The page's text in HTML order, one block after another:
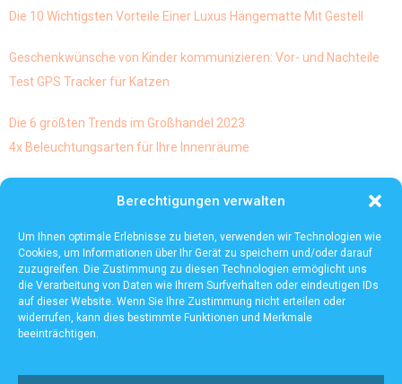
Berechtigungen verwalten
Um Ihnen optimale Erlebnisse zu bieten, verwenden wir Technologien wie
Cookies, um Informationen über Ihr Gerät zu speichern und/oder darauf
zuzugreifen. Die Zustimmung zu diesen Technologien ermöglicht uns
die Verarbeitung von Daten wie Ihrem Surfverhalten oder eindeutigen IDs
auf dieser Website. Wenn Sie Ihre Zustimmung nicht erteilen oder
widerrufen, kann dies bestimmte Funktionen und Merkmale
beeinträchtigen.
Die 10 Wichtigsten Vorteile Einer Luxus Hängematte Mit Gestell
Geschenkwünsche von Kinder kommunizieren: Vor- und Nachteile
Test GPS Tracker für Katzen
Die 6 größten Trends im Großhandel 2023
4x Beleuchtungsarten für Ihre Innenräume
kunstarten eigentlich und ist es möglich dies
Die häufigsten Mythen über die Lagerautomatisierung